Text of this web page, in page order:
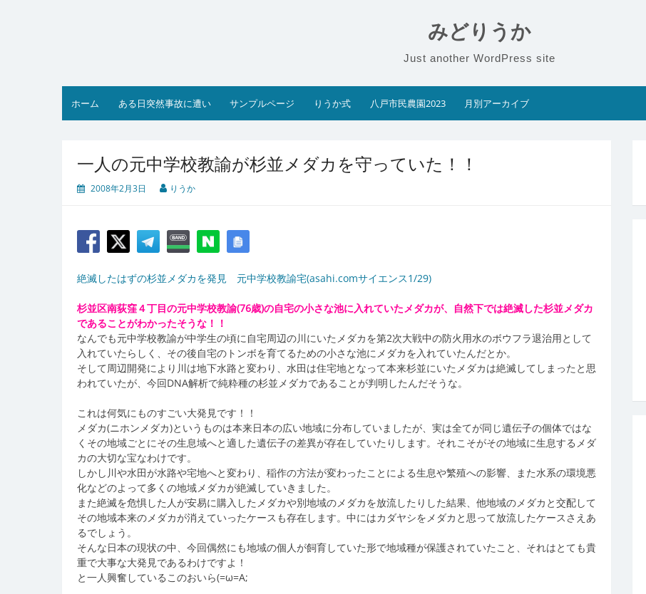
みどりうか
Just another WordPress site
ホーム ある日突然事故に遭い サンプルページ りうか式 八戸市民農園2023 月別アーカイブ
一人の元中学校教諭が杉並メダカを守っていた！！
2008年2月3日 りうか
絶滅したはずの杉並メダカを発見 元中学校教諭宅(asahi.comサイエンス1/29)
杉並区南荻窪４丁目の元中学校教諭(76歳)の自宅の小さな池に入れていたメダカが、自然下では絶滅した杉並メダカ
であることがわかったそうな！！
なんでも元中学校教諭が中学生の頃に自宅周辺の川にいたメダカを第2次大戦中の防火用水のボウフラ退治用として
入れていたらしく、その後自宅のトンボを育てるための小さな池にメダカを入れていたんだとか。
そして周辺開発により川は地下水路と変わり、水田は住宅地となって本来杉並にいたメダカは絶滅してしまったと思
われていたが、今回DNA解析で純粋種の杉並メダカであることが判明したんだそうな。
これは何気にものすごい大発見です！！
メダカ(ニホンメダカ)というものは本来日本の広い地域に分布していましたが、実は全てが同じ遺伝子の個体ではな
くその地域ごとにその生息域へと適した遺伝子の差異が存在していたりします。それこそがその地域に生息するメダ
カの大切な宝なわけです。
しかし川や水田が水路や宅地へと変わり、稲作の方法が変わったことによる生息や繁殖への影響、また水系の環境悪
化などのよって多くの地域メダカが絶滅していきました。
また絶滅を危惧した人が安易に購入したメダカや別地域のメダカを放流したりした結果、他地域のメダカと交配して
その地域本来のメダカが消えていったケースも存在します。中にはカダヤシをメダカと思って放流したケースさえあ
るでしょう。
そんな日本の現状の中、今回偶然にも地域の個人が飼育していた形で地域種が保護されていたこと、それはとても貴
重で大事な大発見であるわけですよ！
と一人興奮しているこのおいら(=ω=A;